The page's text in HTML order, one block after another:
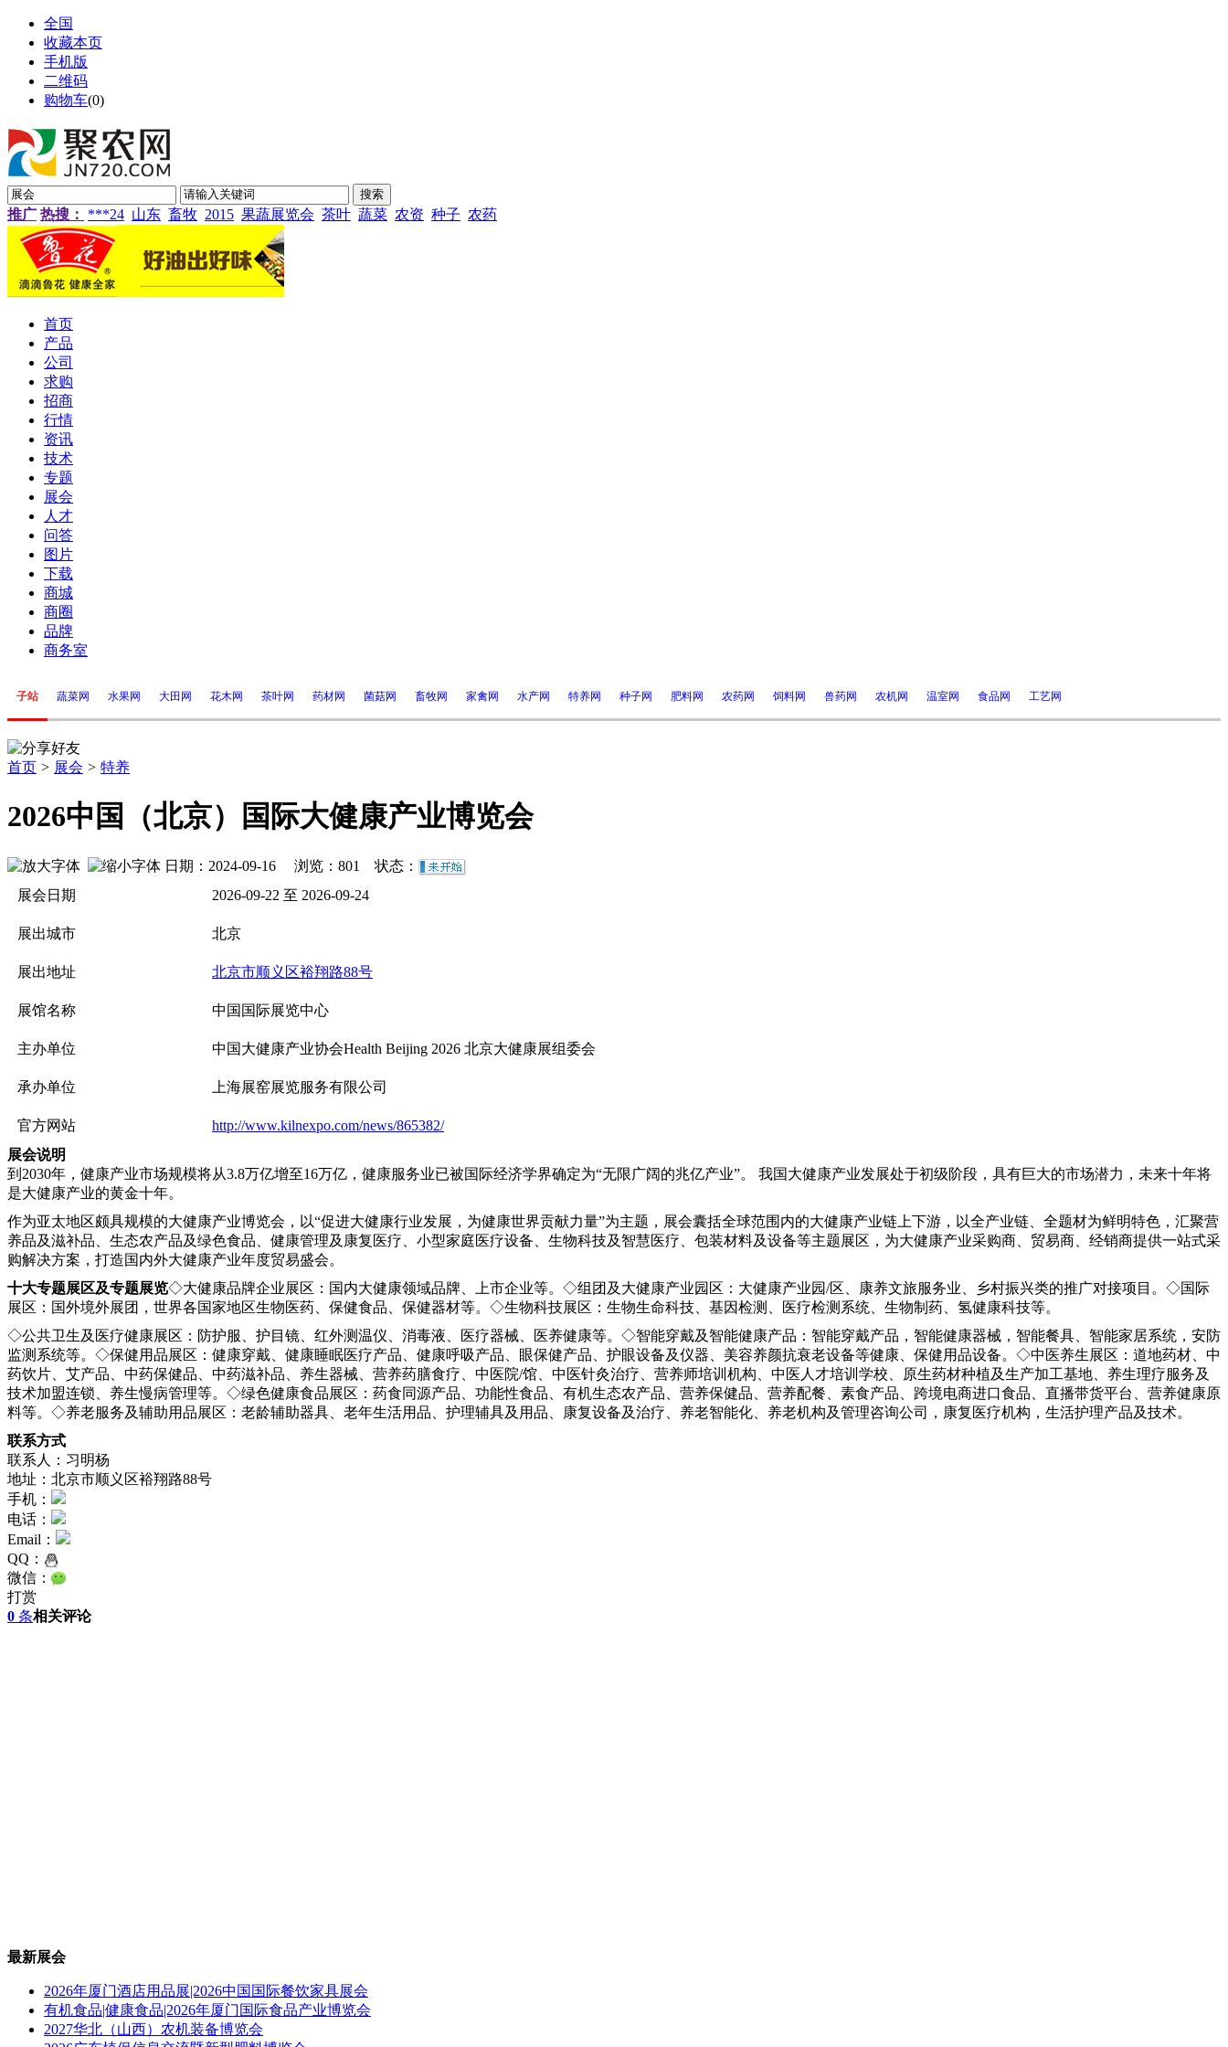
全国
收藏本页
手机版
二维码
购物车(0)
推广 热搜： ***24 山东 畜牧 2015 果蔬展览会 茶叶 蔬菜 农资 种子 农药
首页
产品
公司
求购
招商
行情
资讯
技术
专题
展会
人才
问答
图片
下载
商城
商圈
品牌
商务室
子站 蔬菜网 水果网 大田网 花木网 茶叶网 药材网 菌菇网 畜牧网 家禽网 水产网 特养网 种子网 肥料网 农药网 饲料网 兽药网 农机网 温室网 食品网 工艺网
首页 > 展会 > 特养
2026中国（北京）国际大健康产业博览会
日期：2024-09-16 浏览： 801
状态：
展会日期
2026-09-22 至 2026-09-24
展出城市 北京
展出地址 北京市顺义区裕翔路88号
展馆名称 中国国际展览中心
主办单位 中国大健康产业协会Health Beijing 2026 北京大健康展组委会
承办单位 上海展窑展览服务有限公司
官方网站
http://www.kilnexpo.com/news/865382/
展会说明
到2030年，健康产业市场规模将从3.8万亿增至16万亿，健康服务业已被国际经济学界确定为“无限广阔的兆亿产业”。 我国大健康产业发展处于初级阶段，具有巨大的市场潜力，未来十年将
是大健康产业的黄金十年。
作为亚太地区颇具规模的大健康产业博览会，以“促进大健康行业发展，为健康世界贡献力量”为主题，展会囊括全球范围内的大健康产业链上下游，以全产业链、全题材为鲜明特色，汇聚营
养品及滋补品、生态农产品及绿色食品、健康管理及康复医疗、小型家庭医疗设备、生物科技及智慧医疗、包装材料及设备等主题展区，为大健康产业采购商、贸易商、经销商提供一站式采
购解决方案，打造国内外大健康产业年度贸易盛会。
十大专题展区及专题展览◇大健康品牌企业展区：国内大健康领域品牌、上市企业等。◇组团及大健康产业园区：大健康产业园/区、康养文旅服务业、乡村振兴类的推广对接项目。◇国际
展区：国外境外展团，世界各国家地区生物医药、保健食品、保健器材等。◇生物科技展区：生物生命科技、基因检测、医疗检测系统、生物制药、氢健康科技等。
◇公共卫生及医疗健康展区：防护服、护目镜、红外测温仪、消毒液、医疗器械、医养健康等。◇智能穿戴及智能健康产品：智能穿戴产品，智能健康器械，智能餐具、智能家居系统，安防
监测系统等。◇保健用品展区：健康穿戴、健康睡眠医疗产品、健康呼吸产品、眼保健产品、护眼设备及仪器、美容养颜抗衰老设备等健康、保健用品设备。◇中医养生展区：道地药材、中
药饮片、艾产品、中药保健品、中药滋补品、养生器械、营养药膳食疗、中医院/馆、中医针灸治疗、营养师培训机构、中医人才培训学校、原生药材种植及生产加工基地、养生理疗服务及
技术加盟连锁、养生慢病管理等。◇绿色健康食品展区：药食同源产品、功能性食品、有机生态农产品、营养保健品、营养配餐、素食产品、跨境电商进口食品、直播带货平台、营养健康原
料等。◇养老服务及辅助用品展区：老龄辅助器具、老年生活用品、护理辅具及用品、康复设备及治疗、养老智能化、养老机构及管理咨询公司，康复医疗机构，生活护理产品及技术。
联系方式
联系人：习明杨
地址：北京市顺义区裕翔路88号
手机：
电话：
Email：
QQ：
微信：
打赏
0 条相关评论
最新展会
2026年厦门酒店用品展|2026中国国际餐饮家具展会
有机食品|健康食品|2026年厦门国际食品产业博览会
2027华北（山西）农机装备博览会